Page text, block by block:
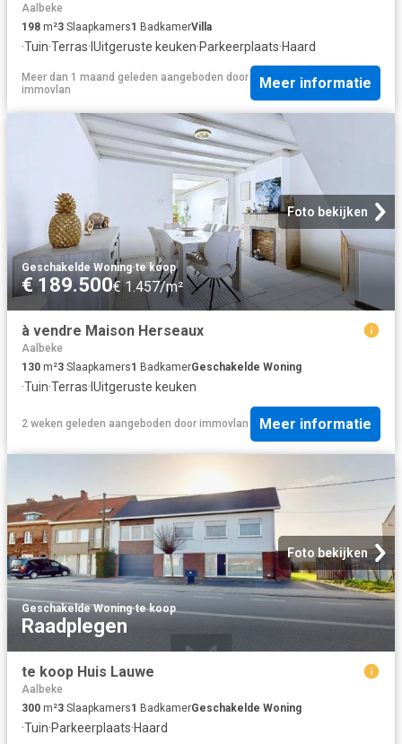
Aalbeke
198 m²3 Slaapkamers1 BadkamerVilla
·Tuin·Terras· IUitgeruste keuken·Parkeerplaats·Haard
Meer dan 1 maand geleden aangeboden door
immovlan
Meer informatie
Foto bekijken
Geschakelde Woning·te koop
€ 189.500€ 1.457/m²
à vendre Maison Herseaux
Aalbeke
130 m²3 Slaapkamers1 BadkamerGeschakelde Woning
·Tuin·Terras· IUitgeruste keuken
2 weken geleden aangeboden door immovlan Meer informatie
Foto bekijken
Geschakelde Woning·te koop
Raadplegen
te koop Huis Lauwe
Aalbeke
300 m²3 Slaapkamers1 BadkamerGeschakelde Woning
·Tuin·Parkeerplaats·Haard